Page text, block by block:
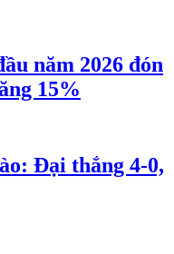
năm 2026 đón
15%
Đại thắng 4-0,